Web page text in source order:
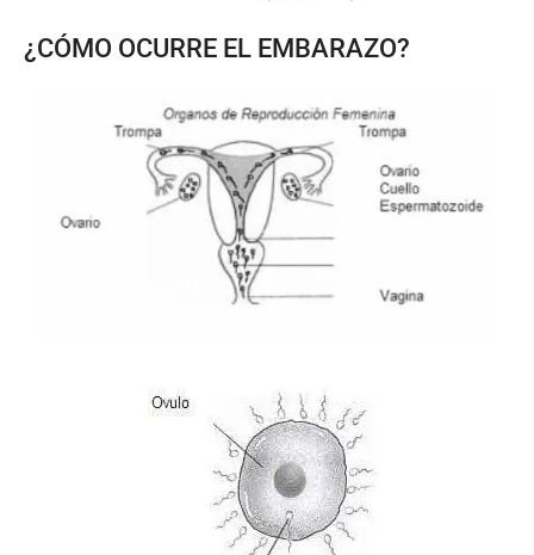
¿CÓMO OCURRE EL EMBARAZO?